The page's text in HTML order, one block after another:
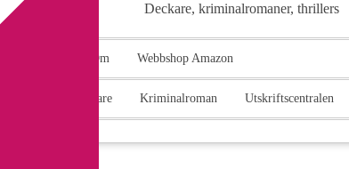
Deckare, kriminalromaner, thrillers
Om Webbshop Amazon
Deckare Kriminalroman Utskriftscentralen
en liten julenkät